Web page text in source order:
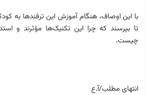
با این اوصاف، هنگام آموزش این ترفندها به
تا بپرسند که چرا این تکنیک‌ها مؤثرند و
چیست.
انتهای مطلب/آ.ع